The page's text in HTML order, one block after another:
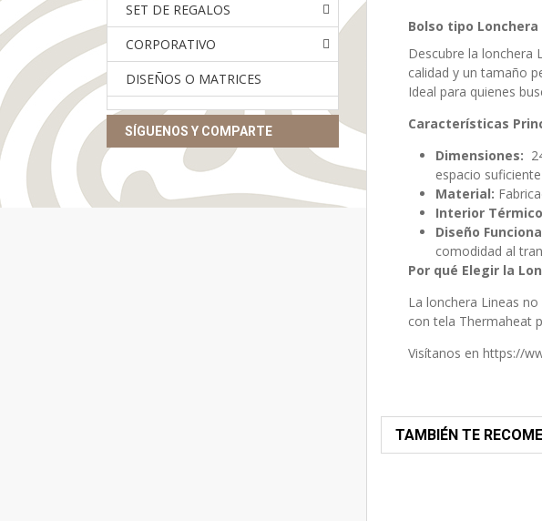
Bolso tipo
Descubre la lonchera
calidad y un tamaño
Ideal para quienes
Características
Dimensiones:
espacio
Material:
Interior
Diseño
comodidad al
Por qué Elegir la
La lonchera Lineas
con tela Thermaheat
Visítanos en https://
TAMBIÉN TE
SET DE REGALOS
CORPORATIVO
DISEÑOS O MATRICES
SÍGUENOS Y COMPARTE